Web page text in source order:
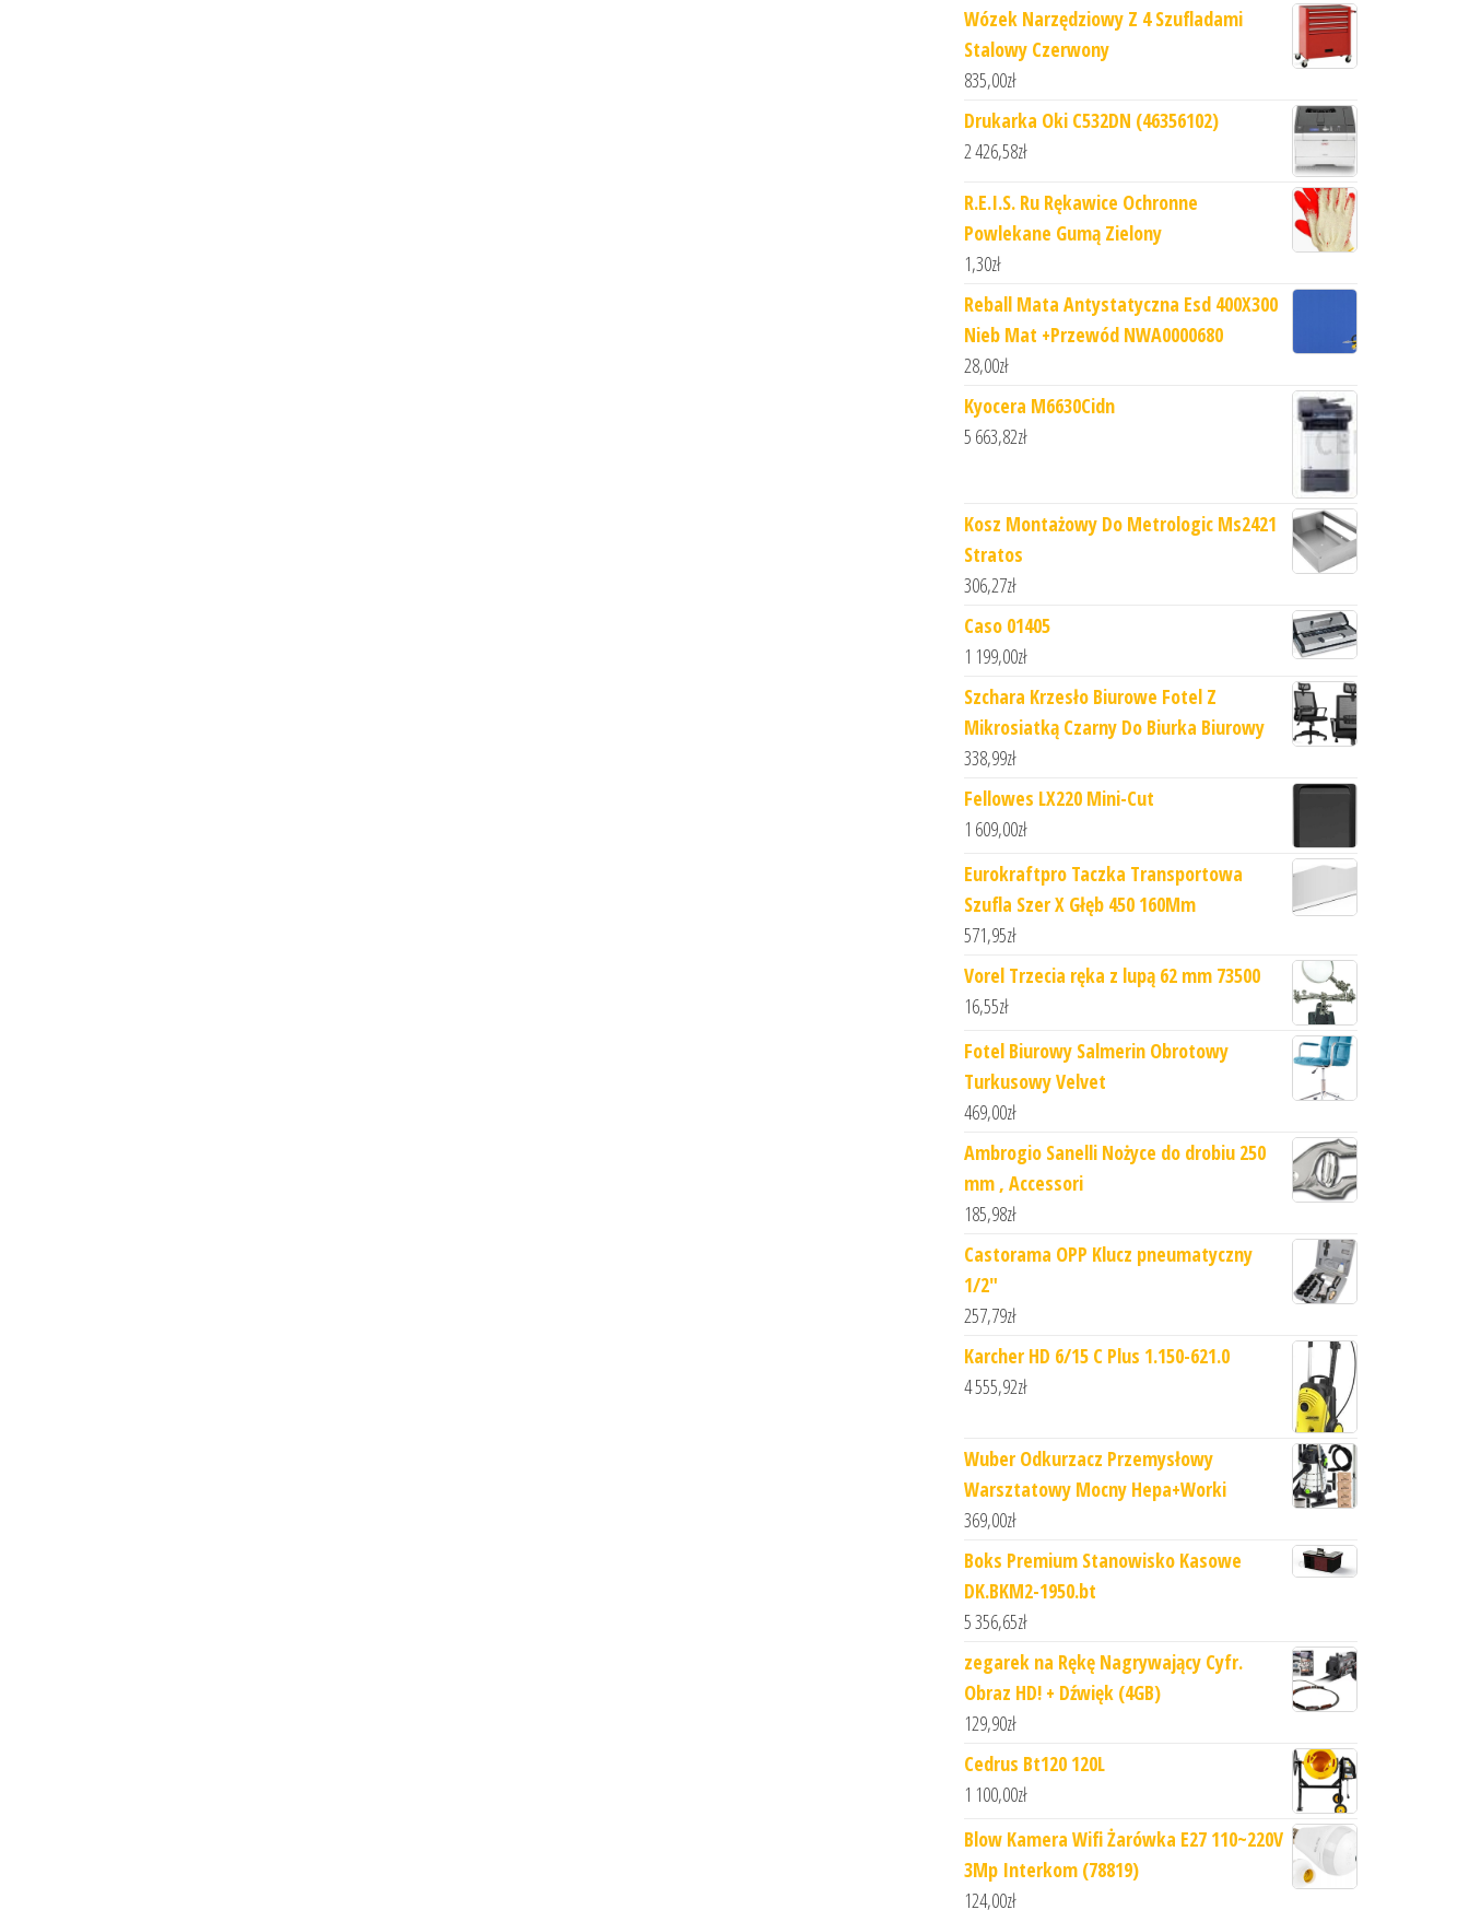
Wózek Narzędziowy Z 4 Szufladami
Stalowy Czerwony
835,00zł
Drukarka Oki C532DN (46356102)
2 426,58zł
R.E.I.S. Ru Rękawice Ochronne
Powlekane Gumą Zielony
1,30zł
Reball Mata Antystatyczna Esd 400X300
Nieb Mat +Przewód NWA0000680
28,00zł
Kyocera M6630Cidn
5 663,82zł
Kosz Montażowy Do Metrologic Ms2421
Stratos
306,27zł
Caso 01405
1 199,00zł
Szchara Krzesło Biurowe Fotel Z
Mikrosiatką Czarny Do Biurka Biurowy
338,99zł
Fellowes LX220 Mini-Cut
1 609,00zł
Eurokraftpro Taczka Transportowa
Szufla Szer X Głęb 450 160Mm
571,95zł
Vorel Trzecia ręka z lupą 62 mm 73500
16,55zł
Fotel Biurowy Salmerin Obrotowy
Turkusowy Velvet
469,00zł
Ambrogio Sanelli Nożyce do drobiu 250
mm , Accessori
185,98zł
Castorama OPP Klucz pneumatyczny
1/2"
257,79zł
Karcher HD 6/15 C Plus 1.150-621.0
4 555,92zł
Wuber Odkurzacz Przemysłowy
Warsztatowy Mocny Hepa+Worki
369,00zł
Boks Premium Stanowisko Kasowe
DK.BKM2-1950.bt
5 356,65zł
zegarek na Rękę Nagrywający Cyfr.
Obraz HD! + Dźwięk (4GB)
129,90zł
Cedrus Bt120 120L
1 100,00zł
Blow Kamera Wifi Żarówka E27 110~220V
3Mp Interkom (78819)
124,00zł